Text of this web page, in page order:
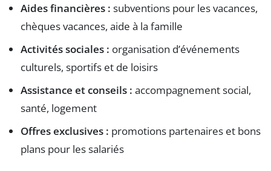
Aides financières : subventions pour les vacances,
chèques vacances, aide à la famille
Activités sociales : organisation d’événements
culturels, sportifs et de loisirs
Assistance et conseils : accompagnement social,
santé, logement
Offres exclusives : promotions partenaires et bons
plans pour les salariés